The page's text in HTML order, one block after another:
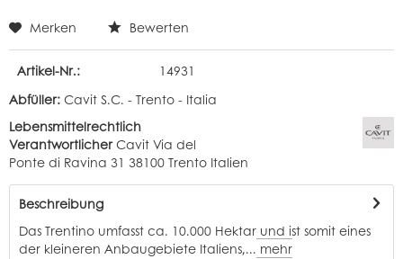
Merken Bewerten
Artikel-Nr.:
14931
Abfüller: Cavit S.C. - Trento - Italia
Lebensmittelrechtlich
VerantwortlicherCavit Via del
Ponte di Ravina 31 38100 Trento Italien
Beschreibung
Das Trentino umfasst ca. 10.000 Hektar und ist somit eines
der kleineren Anbaugebiete Italiens,... mehr